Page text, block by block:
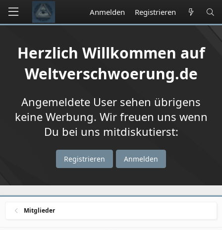
Anmelden Registrieren
Herzlich Willkommen auf
Weltverschwoerung.de
Angemeldete User sehen übrigens
keine Werbung. Wir freuen uns wenn
Du bei uns mitdiskutierst:
Registrieren Anmelden
Mitglieder